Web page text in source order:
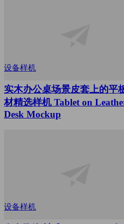
设备样机
实木办公桌场景皮套上的平
材精选样机 Tablet on
Desk Mockup
设备样机